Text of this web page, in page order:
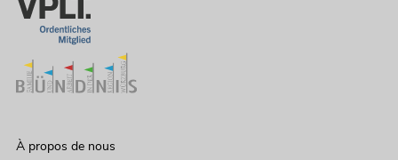
À propos de nous